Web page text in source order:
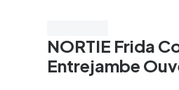
NORTIE Frida
Entrejambe